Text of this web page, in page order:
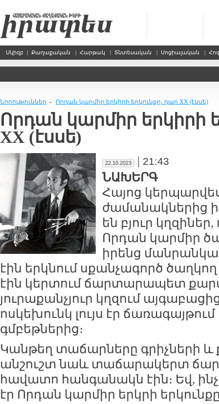
Սկիզբ | Քաղաքական | Հարթակ | Տնտեսական | Սոցիալական |
Նորություններ » Որդան կարմիր երկիրի երկունքը․ դար XX (էսսե)
Որդան կարմիր երկիրի
XX (էսսե)
22.10.2023 | 21:43
ՆԱԽԵՐԳ
Հայոց
ժամանակներից
են բյուր
Որդան կարմիր
իրենց
էին երկնում սքանչագործ
էին կերտում ճարտարապետ
յուրաքանչյուր կղզում
ոսկեխունկ լույս էր
գմբեթներից։
Կանթեղ տաճարները գրիչների և
անշուշտ նաև տաճարակերտ
հավատո հանգանակն էին։ Եվ,
էր Որդան կարմիր երկրի